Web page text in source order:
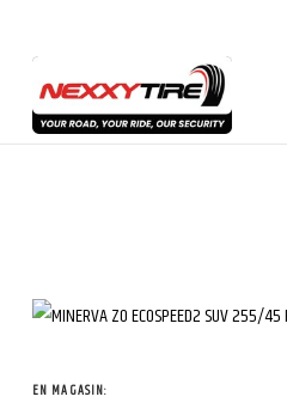
EN MAGASIN: